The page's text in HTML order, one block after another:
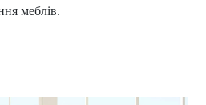
меблів.